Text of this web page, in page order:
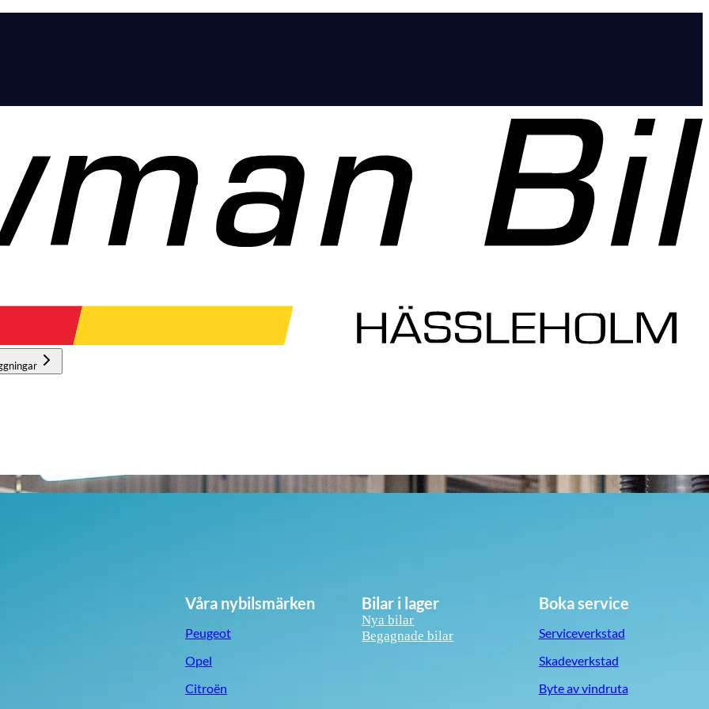
Våra nybilsmärken
Peugeot
Opel
Citroën
Bilar i lager
Nya bilar
Begagnade bilar
Boka service
Serviceverkstad
Skadeverkstad
Byte av vindruta